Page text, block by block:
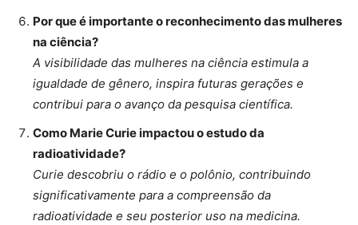
Por que é importante o reconhecimento das mulheres
na ciência?
A visibilidade das mulheres na ciência estimula a
igualdade de gênero, inspira futuras gerações e
contribui para o avanço da pesquisa científica.
Como Marie Curie impactou o estudo da
radioatividade?
Curie descobriu o rádio e o polônio, contribuindo
significativamente para a compreensão da
radioatividade e seu posterior uso na medicina.